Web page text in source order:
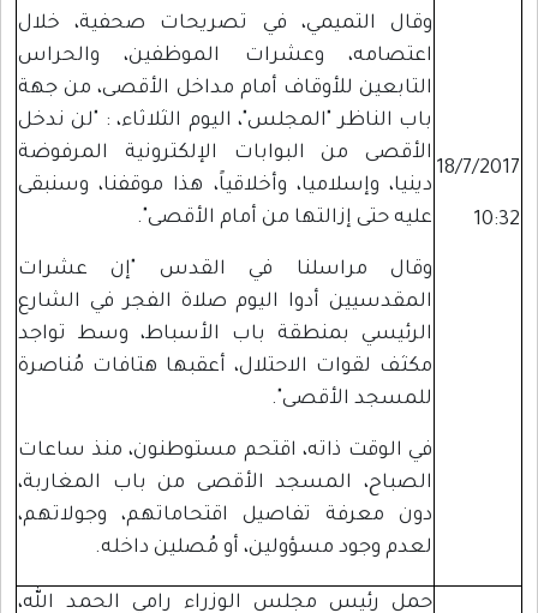
18/7/2017
10:32
وقال التميمي، في تصريحات صحفية، خلال
اعتصامه، وعشرات الموظفين، والحراس
التابعين للأوقاف أمام مداخل الأقصى، من جهة
باب الناظر "المجلس"، اليوم الثلاثاء، : "لن ندخل
الأقصى من البوابات الإلكترونية المرفوضة
دينيا، وإسلاميا، وأخلاقياً، هذا موقفنا، وسنبقى
عليه حتى إزالتها من أمام الأقصى".
وقال مراسلنا في القدس "إن عشرات
المقدسيين أدوا اليوم صلاة الفجر في الشارع
الرئيسي بمنطقة باب الأسباط، وسط تواجد
مكثف لقوات الاحتلال، أعقبها هتافات مُناصرة
للمسجد الأقصى".
في الوقت ذاته، اقتحم مستوطنون، منذ ساعات
الصباح، المسجد الأقصى من باب المغاربة،
دون معرفة تفاصيل اقتحاماتهم، وجولاتهم،
لعدم وجود مسؤولين، أو مُصلين داخله.
حمل رئيس مجلس الوزراء رامي الحمد الله،